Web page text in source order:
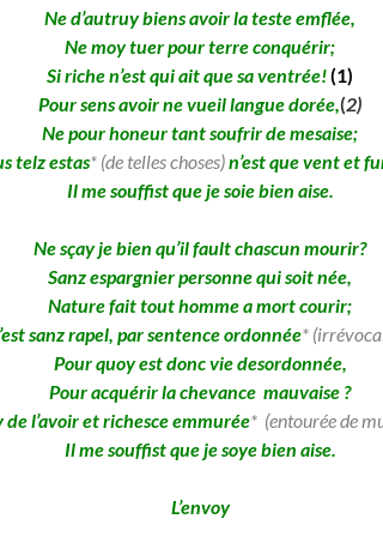
Ne d’autruy biens avoir la teste emflée,
Ne moy tuer pour terre conquérir;
Si riche n’est qui ait que sa ventrée!(1)
Pour sens avoir ne vueil langue dorée,(2)
Ne pour honeur tant soufrir de mesaise;
telz estas* (de telles choses)n’est que vent et
Il me souffist que je soie bien aise.
Ne sçay je bien qu’il fault chascun mourir?
Sanz espargnier personne qui soit née,
Nature fait tout homme a mort courir;
sanz rapel, par sentence ordonnée*
Pour quoy est donc vie desordonnée,
Pour acquérir la chevance mauvaise ?
de l’avoir et richesce emmurée* (entourée de
Il me souffist que je soye bien aise.
L’envoy